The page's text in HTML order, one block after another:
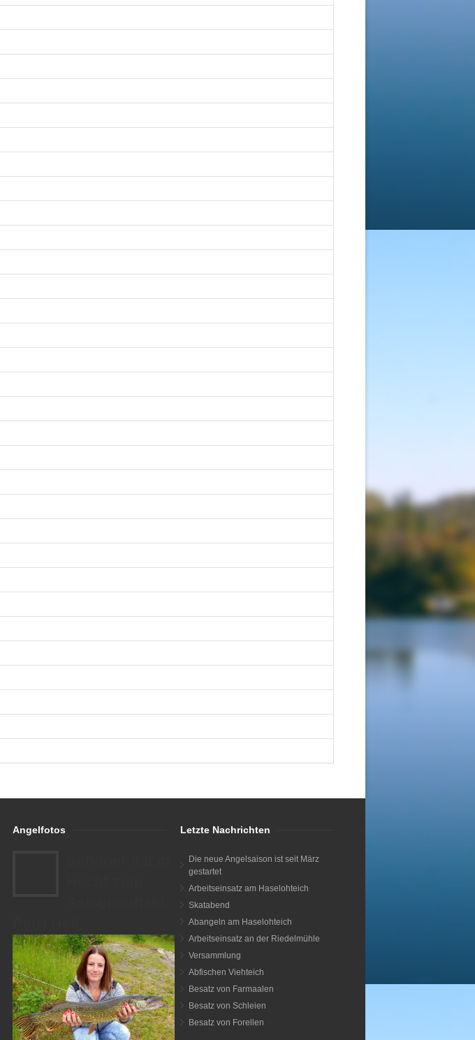
Angelfotos Letzte Nachrichten
Die neue Angelsaison ist seit März
gestartet
Arbeitseinsatz am Haselohteich
Skatabend
Abangeln am Haselohteich
Arbeitseinsatz an der Riedelmühle
Versammlung
Abfischen Viehteich
Besatz von Farmaalen
Besatz von Schleien
Besatz von Forellen